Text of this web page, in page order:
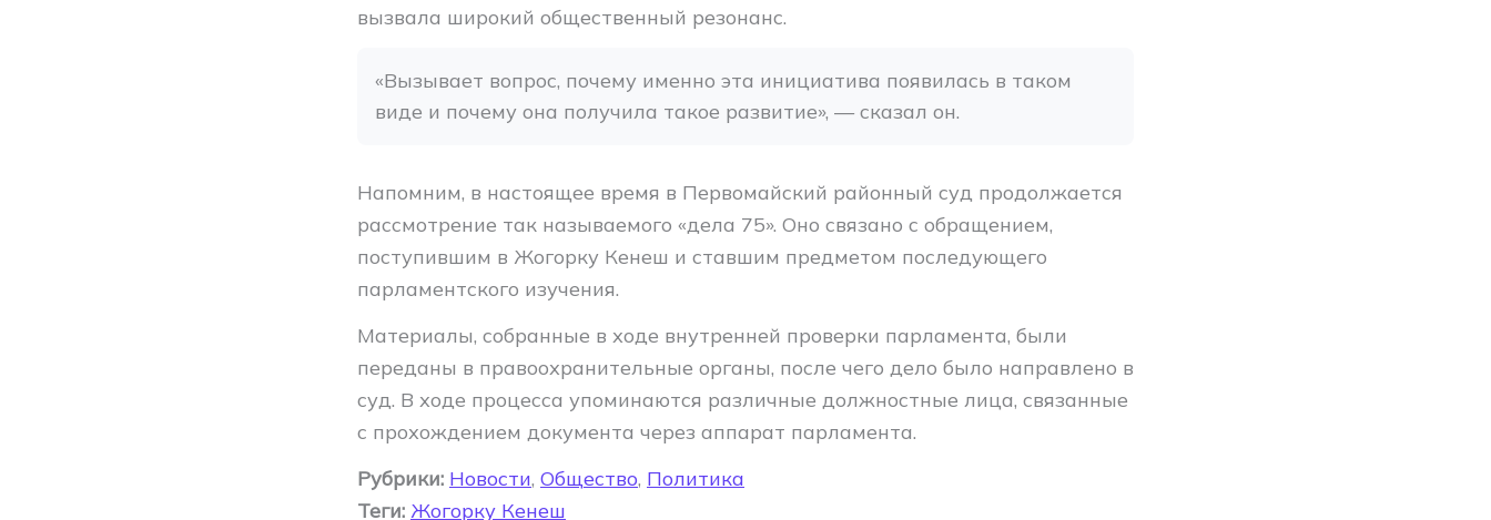
вызвала широкий общественный резонанс.
«Вызывает вопрос, почему именно эта инициатива появилась в таком
виде и почему она получила такое развитие», — сказал он.
Напомним, в настоящее время в Первомайский районный суд продолжается
рассмотрение так называемого «дела 75». Оно связано с обращением,
поступившим в Жогорку Кенеш и ставшим предметом последующего
парламентского изучения.
Материалы, собранные в ходе внутренней проверки парламента, были
переданы в правоохранительные органы, после чего дело было направлено в
суд. В ходе процесса упоминаются различные должностные лица, связанные
с прохождением документа через аппарат парламента.
Рубрики: Новости, Общество, Политика
Теги: Жогорку Кенеш